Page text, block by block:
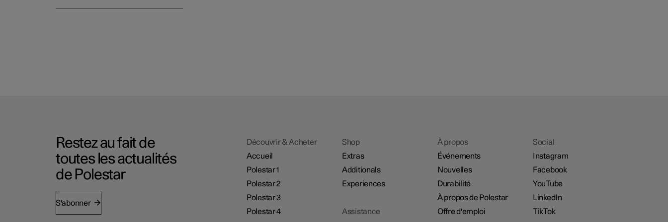
Restez au fait de
toutes les actualités
de Polestar
S'abonner
Découvrir & Acheter
Accueil
Polestar 1
Polestar 2
Polestar 3
Polestar 4
Shop
Extras
Additionals
Experiences
Assistance
À propos
Événements
Nouvelles
Durabilité
À propos de Polestar
Offre d'emploi
Social
Instagram
Facebook
YouTube
LinkedIn
TikTok